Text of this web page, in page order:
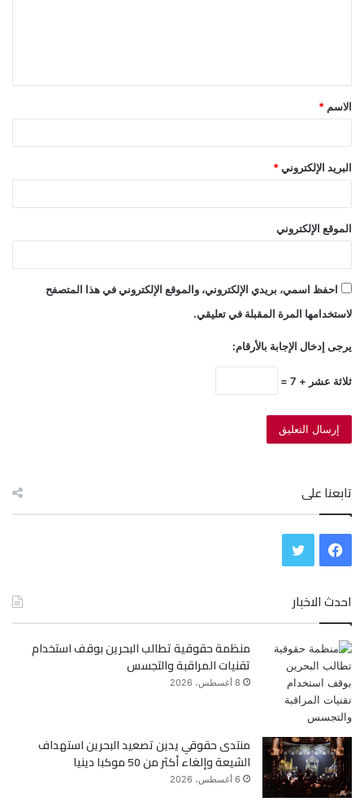
ق
*
الاسم *
البريد الإلكتروني *
الموقع الإلكتروني
احفظ اسمي، بريدي الإلكتروني، والموقع الإلكتروني في هذا المتصفح
لاستخدامها المرة المقبلة في تعليقي.
يرجى إدخال الإجابة بالأرقام:
ثلاثة عشر + 7 =
تابعنا على
ب
و
ت
ر
احدث الاخبار
منظمة حقوقية تطالب البحرين بوقف استخدام
تقنيات المراقبة والتجسس
8 أغسطس، 2026
منتدى حقوقي يدين تصعيد البحرين استهداف
الشيعة وإلغاء أكثر من 50 موكبا دينيا
6 أغسطس، 2026